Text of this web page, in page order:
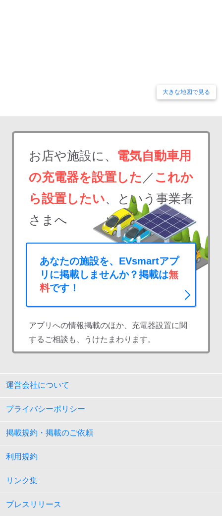
大きな地図で見る
お店や施設に、 電気自動車用
の充電器を設置した ／ これか
ら設置したい、という事業者
さまへ
あなたの施設を、EVsmartアプ
リに掲載しませんか？掲載は無
料です！
アプリへの情報掲載のほか、充電器設置に関
するご相談も、うけたまわります。
運営会社について
プライバシーポリシー
掲載規約・掲載のご依頼
利用規約
リンク集
プレスリリース